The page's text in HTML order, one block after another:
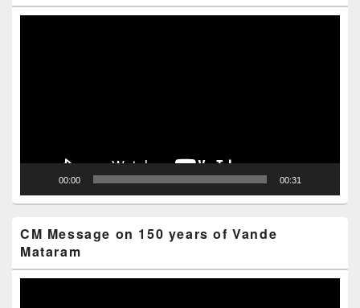
00:00 00:31
CM Message on 150 years of Vande
Mataram